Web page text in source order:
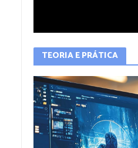
TEORIA E PRÁTICA